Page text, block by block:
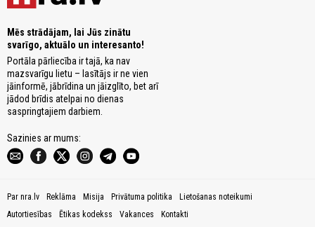
Mēs strādājam, lai Jūs zinātu
svarīgo, aktuālo un interesanto!
Portāla pārliecība ir tajā, ka nav
mazsvarīgu lietu – lasītājs ir ne vien
jāinformē, jābrīdina un jāizglīto, bet arī
jādod brīdis atelpai no dienas
saspringtajiem darbiem.
Sazinies ar mums:
Par nra.lv Reklāma Misija Privātuma politika
Lietošanas noteikumi
Autortiesības
Ētikas kodekss Vakances Kontakti